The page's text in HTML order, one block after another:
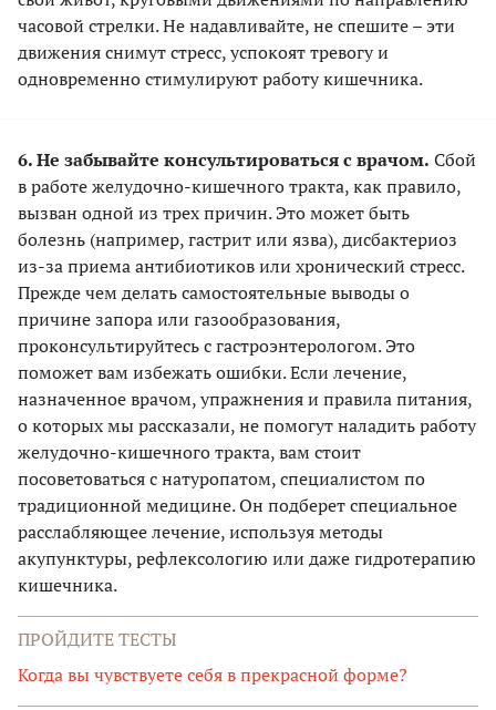
часовой стрелки. Не надавливайте, не спешите – эти
движения снимут стресс, успокоят тревогу и
одновременно стимулируют работу кишечника.
6. Не забывайте консультироваться с врачом. Сбой
в работе желудочно-кишечного тракта, как правило,
вызван одной из трех причин. Это может быть
болезнь (например, гастрит или язва), дисбактериоз
из-за приема антибиотиков или хронический стресс.
Прежде чем делать самостоятельные выводы о
причине запора или газообразования,
проконсультируйтесь с гастроэнтерологом. Это
поможет вам избежать ошибки. Если лечение,
назначенное врачом, упражнения и правила питания,
о которых мы рассказали, не помогут наладить работу
желудочно-кишечного тракта, вам стоит
посоветоваться с натуропатом, специалистом по
традиционной медицине. Он подберет специальное
расслабляющее лечение, используя методы
акупунктуры, рефлексологию или даже гидротерапию
кишечника.
ПРОЙДИТЕ ТЕСТЫ
Когда вы чувствуете себя в прекрасной форме?